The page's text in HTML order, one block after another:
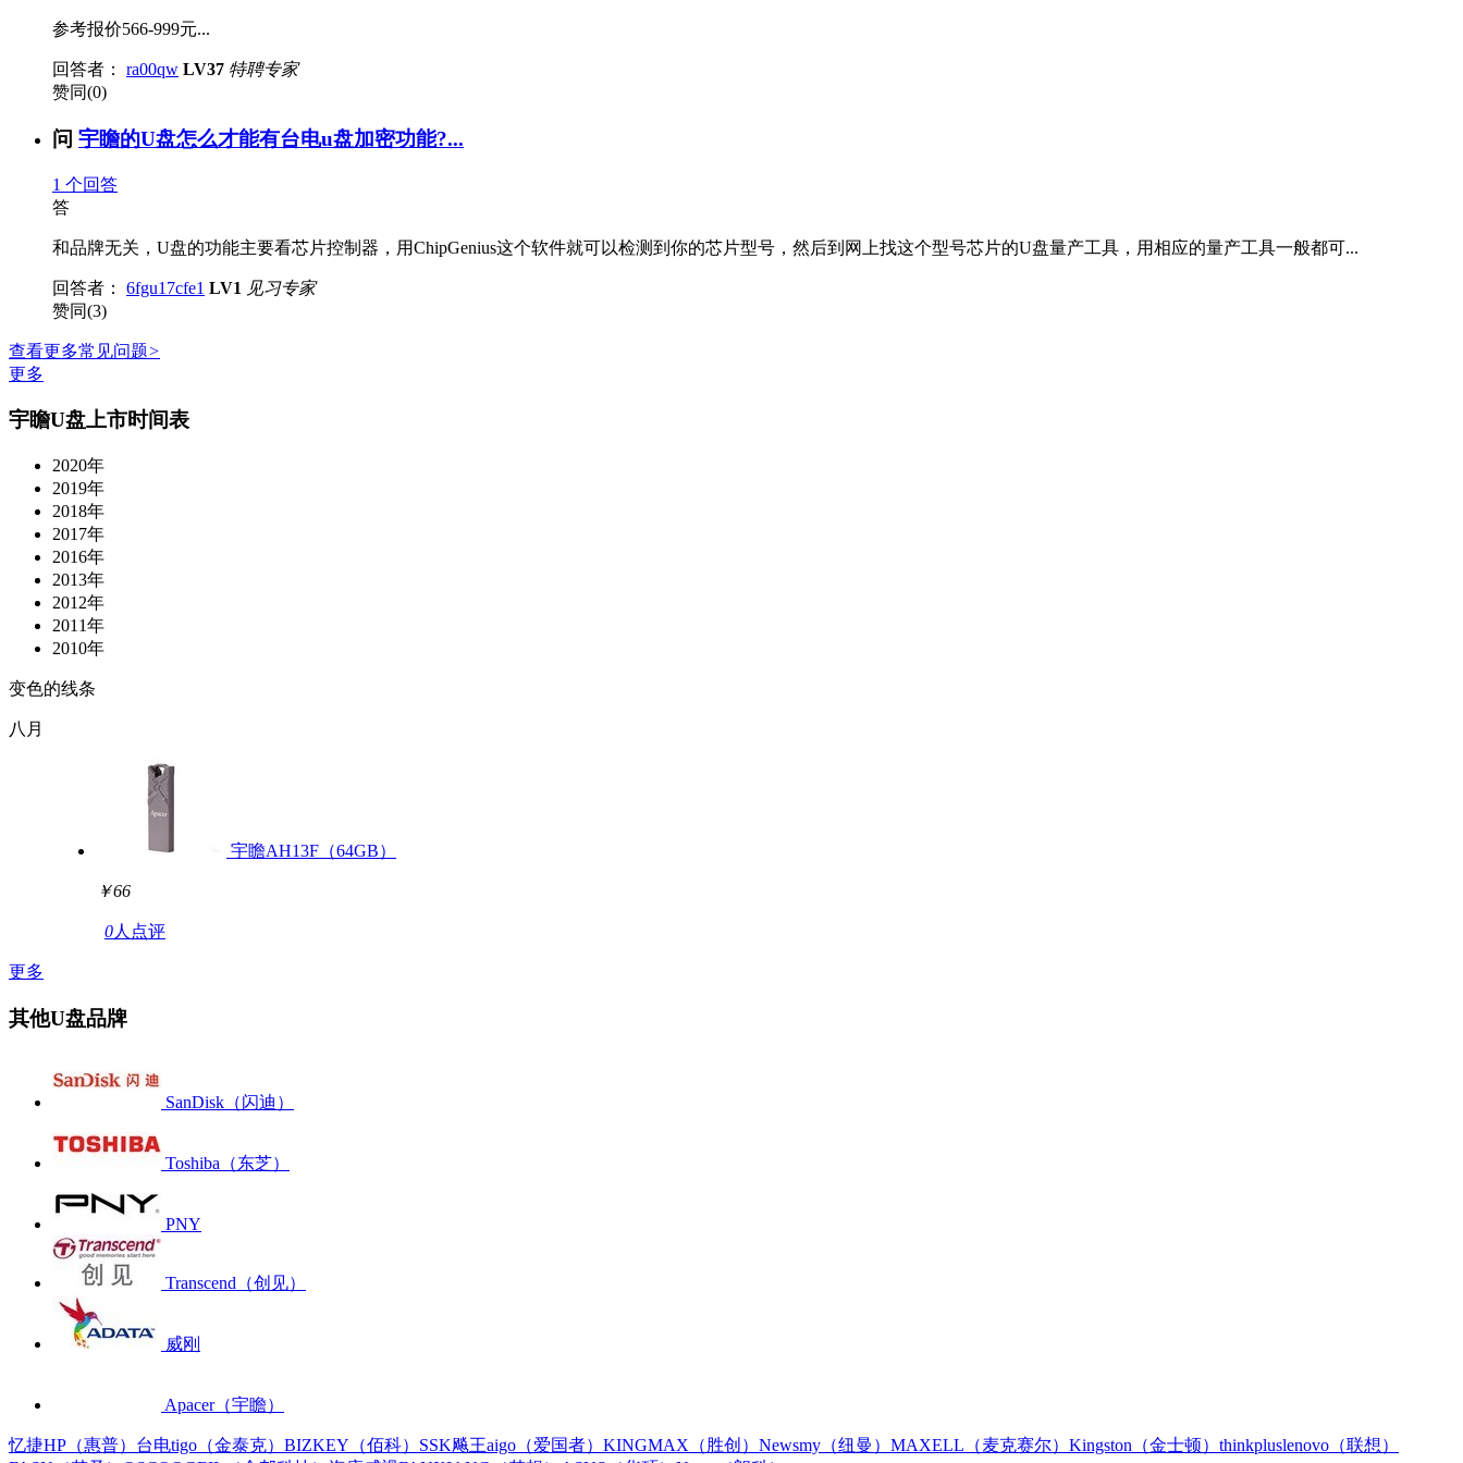
参考报价566-999元...
回答者： ra00qw LV37 特聘专家
赞同(0)
问 宇瞻的U盘怎么才能有台电u盘加密功能?...
1 个回答
答
和品牌无关，U盘的功能主要看芯片控制器，用ChipGenius这个软件就可以检测到你的芯片型号，然后到网上找这个型号芯片的U盘量产工具，用相应的量产工具一般都可...
回答者： 6fgu17cfe1 LV1 见习专家
赞同(3)
查看更多常见问题>
更多
宇瞻U盘上市时间表
2020年
2019年
2018年
2017年
2016年
2013年
2012年
2011年
2010年
变色的线条
八月
宇瞻AH13F（64GB）
￥66
0人点评
更多
其他U盘品牌
SanDisk（闪迪）
Toshiba（东芝）
PNY
Transcend（创见）
威刚
Apacer（宇瞻）
忆捷HP（惠普） 台电tigo（金泰克） BIZKEY（佰科） SSK飚王aigo（爱国者） KINGMAX（胜创） Newsmy（纽曼） MAXELL（麦克赛尔） Kingston（金士顿） thinkpluslenovo（联想）